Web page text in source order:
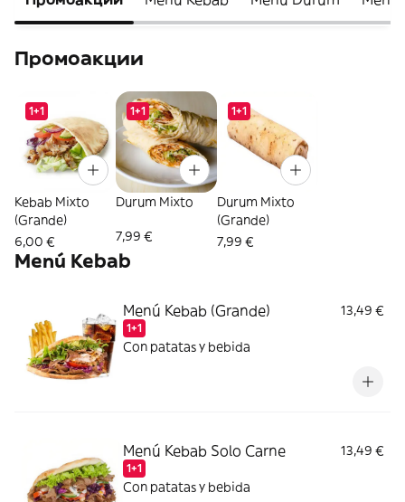
Промоакции
1+1
Kebab Mixto
(Grande)
6,00 €
1+1
Durum Mixto
7,99 €
1+1
Durum Mixto
(Grande)
7,99 €
Menú Kebab
Menú Kebab (Grande)
1+1
13,49 €
Con patatas y bebida
Menú Kebab Solo Carne
1+1
13,49 €
Con patatas y bebida